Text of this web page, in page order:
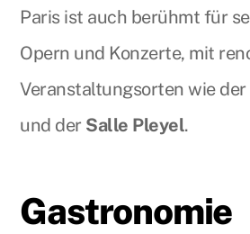
Paris ist auch berühmt für
Opern und Konzerte, mit
Veranstaltungsorten wie der
und der Salle Pleyel.
Gastronomie